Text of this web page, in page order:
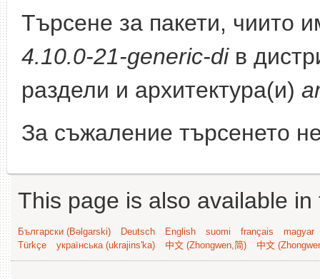
Търсене за пакети, чиито
4.10.0-21-generic-diв
раздели и архитектура(и)
За съжаление търсенето
This page is also available
Български (Bəlgarski) Deutsch English suomi français
magyar
Türkçe
українська (ukrajins'ka) 中文 (Zhongwen,简) 中文